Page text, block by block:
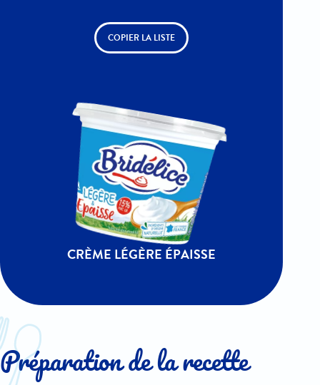
COPIER LA LISTE
CRÈME LÉGÈRE ÉPAISSE
Préparation de la recette